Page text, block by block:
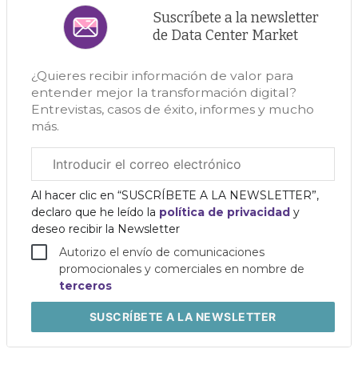
Suscríbete a la newsletter
de Data Center Market
¿Quieres recibir información de valor para
entender mejor la transformación digital?
Entrevistas, casos de éxito, informes y mucho
más.
electrónico
corporativo
Al hacer clic en “SUSCRÍBETE A LA NEWSLETTER”,
declaro que he leído la política de privacidad y
deseo recibir la Newsletter
Autorizo el envío de comunicaciones
promocionales y comerciales en nombre de
terceros
SUSCRÍBETEA LA NEWSLETTER